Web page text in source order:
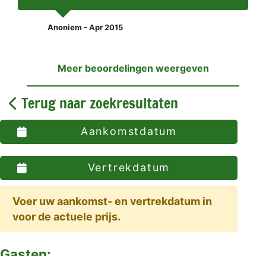
Anoniem - Apr 2015
Meer beoordelingen weergeven
Terug naar zoekresultaten
Aankomstdatum
Vertrekdatum
Voer uw aankomst- en vertrekdatum in
voor de actuele prijs.